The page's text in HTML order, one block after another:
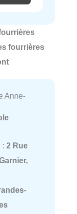
fourrières
Anne-
: 2 Rue